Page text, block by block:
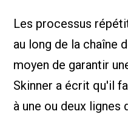
Les processus
au long de la chaîne
moyen de garantir
Skinner a écrit qu'il
à une ou deux lignes